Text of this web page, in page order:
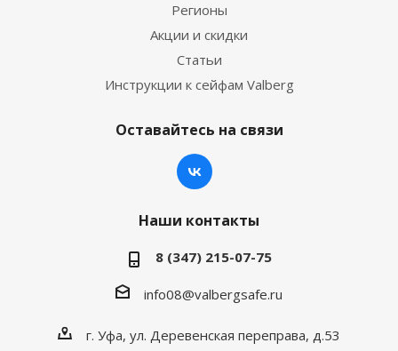
Регионы
Акции и скидки
Статьи
Инструкции к сейфам Valberg
Оставайтесь на связи
Наши контакты
8 (347) 215-07-75
info08@valbergsafe.ru
г. Уфа, ул. Деревенская переправа, д.53